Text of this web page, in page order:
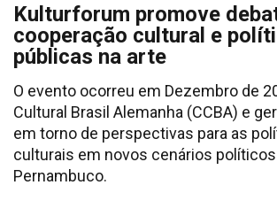
Kulturforum promove
cooperação cultural e
públicas na arte
O evento ocorreu em Dezembro de
Cultural Brasil Alemanha (CCBA) e
em torno de perspectivas para as
culturais em novos cenários
Pernambuco.